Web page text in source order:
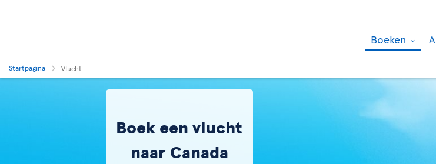
Boeken
Startpagina Vlucht
Boek een vlucht
naar Canada